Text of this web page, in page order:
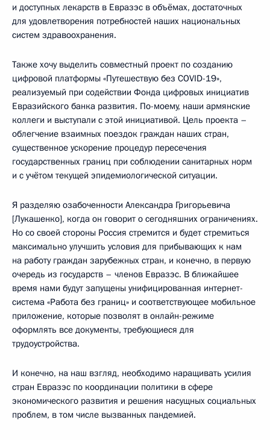
и доступных лекарств в Евразэс в объёмах, достаточных
для удовлетворения потребностей наших национальных
систем здравоохранения.
Также хочу выделить совместный проект по созданию
цифровой платформы «Путешествую без COVID-19»,
реализуемый при содействии Фонда цифровых инициатив
Евразийского банка развития. По-моему, наши армянские
коллеги и выступали с этой инициативой. Цель проекта –
облегчение взаимных поездок граждан наших стран,
существенное ускорение процедур пересечения
государственных границ при соблюдении санитарных норм
и с учётом текущей эпидемиологической ситуации.
Я разделяю озабоченности Александра Григорьевича
[Лукашенко], когда он говорит о сегодняшних ограничениях.
Но со своей стороны Россия стремится и будет стремиться
максимально улучшить условия для прибывающих к нам
на работу граждан зарубежных стран, и конечно, в первую
очередь из государств – членов Евразэс. В ближайшее
время нами будут запущены унифицированная интернет-
система «Работа без границ» и соответствующее мобильное
приложение, которые позволят в онлайн-режиме
оформлять все документы, требующиеся для
трудоустройства.
И конечно, на наш взгляд, необходимо наращивать усилия
стран Евразэс по координации политики в сфере
экономического развития и решения насущных социальных
проблем, в том числе вызванных пандемией.